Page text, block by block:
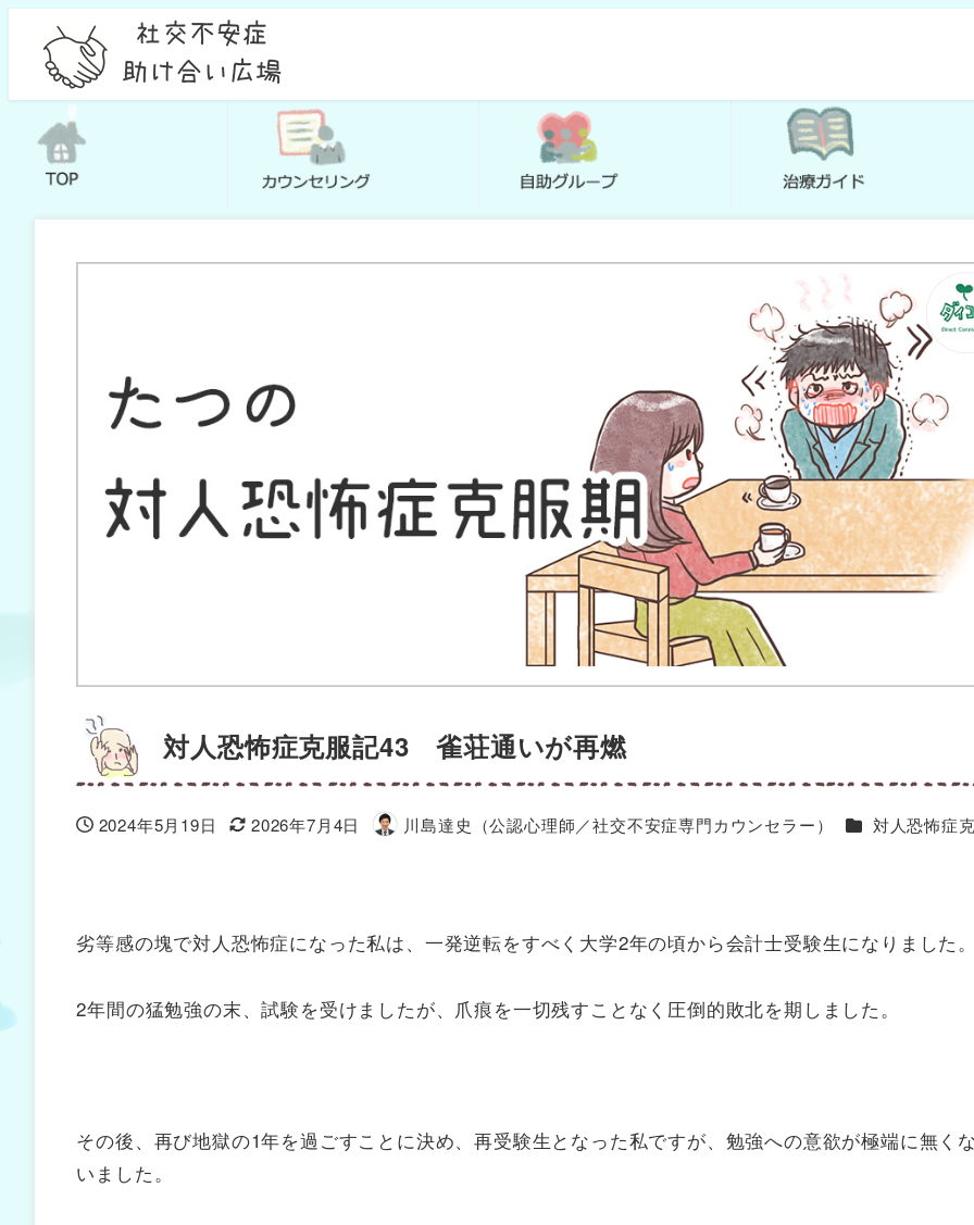
対人恐怖症克服記43 雀荘通いが再燃
投稿日
2024年5月19日
更新日
2026年7月4日
著
川島達史（公認心理師／社交不安症専門カウンセラー） カテゴリー
対人恐怖症
劣等感の塊で対人恐怖症になった私は、一発逆転をすべく大学2年の頃から会計士受験生になりました
2年間の猛勉強の末、試験を受けましたが、爪痕を一切残すことなく圧倒的敗北を期しました。
その後、再び地獄の1年を過ごすことに決め、再受験生となった私ですが、勉強への意欲が極端に無く
いました。